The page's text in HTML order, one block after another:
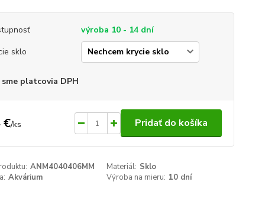
výroba 10 - 14 dní
sklo
sme platcovia DPH
€/ks Pridať do košíka
ANM4040406MM Materiál: Sklo
Akvárium Výroba na mieru: 10 dní